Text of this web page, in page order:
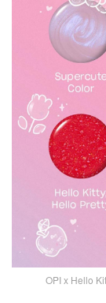
OPI x Hello